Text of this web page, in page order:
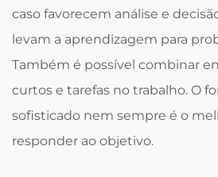
caso favorecem análise e
levam a aprendizagem para
Também é possível combinar
curtos e tarefas no trabalho. O
sofisticado nem sempre é o
responder ao objetivo.